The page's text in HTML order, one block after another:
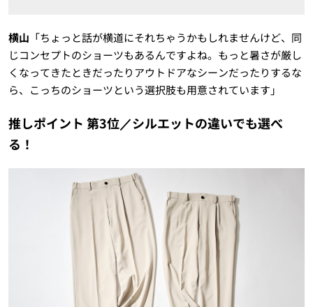
横山 「ちょっと話が横道にそれちゃうかもしれませんけど、同
じコンセプトのショーツもあるんですよね。もっと暑さが厳し
くなってきたときだったりアウトドアなシーンだったりするな
ら、こっちのショーツという選択肢も用意されています」
推しポイント 第3位／シルエットの違いでも選べ
る！